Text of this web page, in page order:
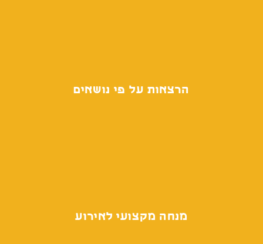
הרצאות על פי נושאים
מנחה מקצועי לאירוע